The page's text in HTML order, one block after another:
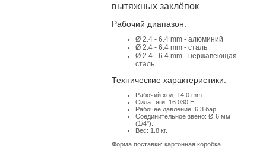
вытяжных заклёпок
Рабочий диапазон:
Ø 2.4 - 6.4 mm - алюминий
Ø 2.4 - 6.4 mm - сталь
Ø 2.4 - 6.4 mm - нержавеющая
сталь
​Технические характеристики:
Рабочий ход: 14.0 mm.
Сила тяги: 16 030 Н.
Рабочее давление: 6.3 бар.
Соединительное звено: Ø 6 мм
(1/4").
Вес: 1.8 кг.
Форма поставки: картонная коробка.